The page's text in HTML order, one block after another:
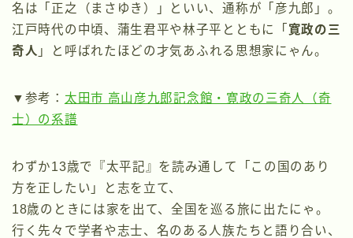
名は「正之（まさゆき）」といい、通称が「彦九郎」。
江戸時代の中頃、蒲生君平や林子平とともに「 寛政の三
奇人 」と呼ばれたほどの才気あふれる思想家にゃん。
▼参考： 太田市 高山彦九郎記念館・寛政の三奇人（奇
士）の系譜
わずか13歳で『太平記』を読み通して「この国のあり
方を正したい」と志を立て、
18歳のときには家を出て、全国を巡る旅に出たにゃ。
行く先々で学者や志士、名のある人族たちと語り合い、